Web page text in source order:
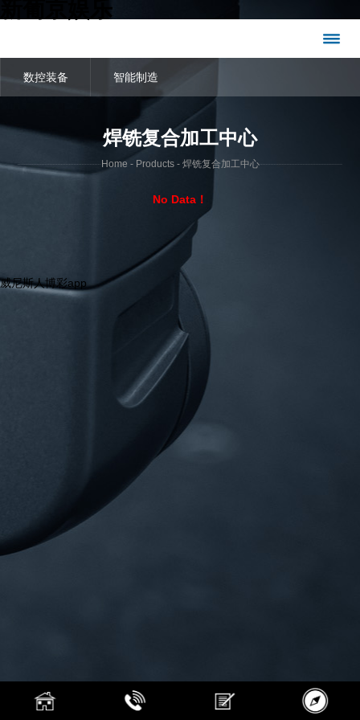
新葡京娱乐
数控装备 智能制造
焊铣复合加工中心
Home - Products- 焊铣复合加工中心
No Data！
威尼斯人博彩app